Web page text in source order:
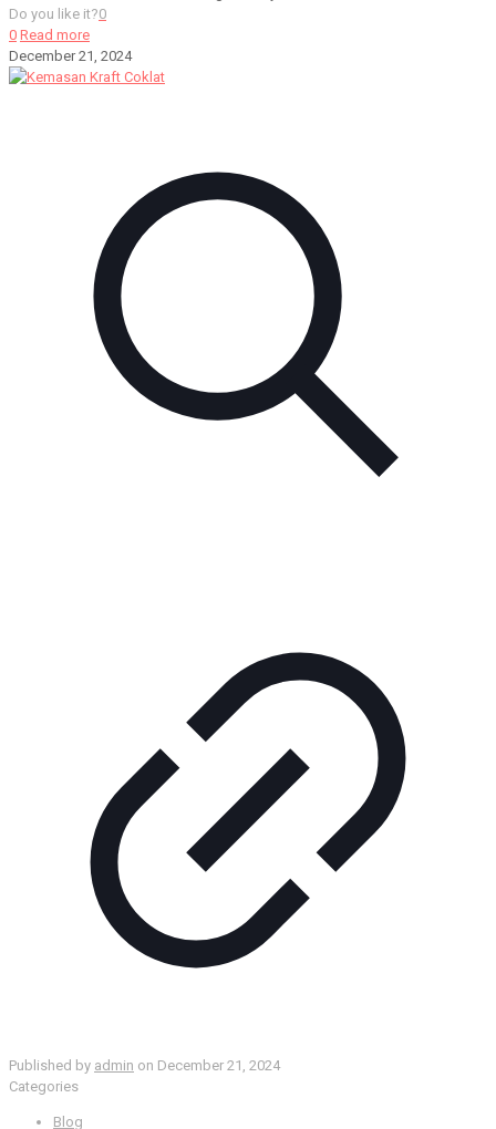
Do you like it?0
0 Read more
December 21, 2024
Published by admin on December 21, 2024
Categories
Blog